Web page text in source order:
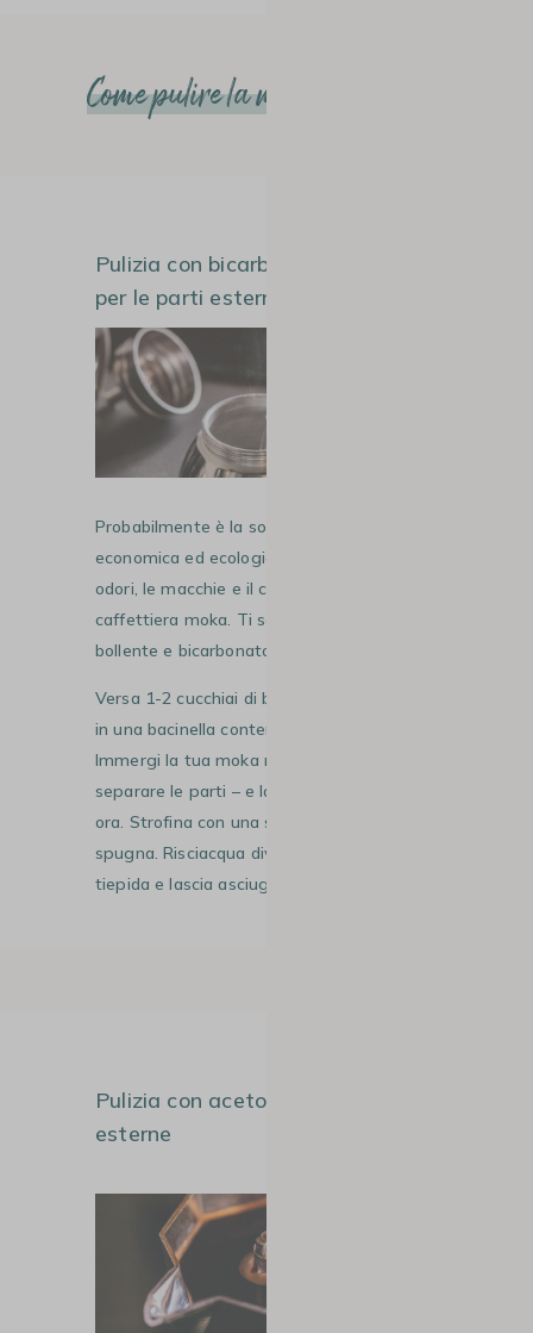
Come pulire la moka in 3 tappe
Pulizia con bicarbonato di sodio,
per le parti esterne
Probabilmente è la soluzione più
economica ed ecologica per rimuovere gli
odori, le macchie e il calcare dalla tua
caffettiera moka. Ti serviranno solo acqua
bollente e bicarbonato di sodio.
Versa 1-2 cucchiai di bicarbonato di sodio
in una bacinella contenente acqua bollente.
Immergi la tua moka nell’acqua – senza
separare le parti – e lascia agire per circa 1
ora. Strofina con una spazzola o una
spugna. Risciacqua diverse volte con acqua
tiepida e lascia asciugare.
Pulizia con aceto, per le parti
esterne